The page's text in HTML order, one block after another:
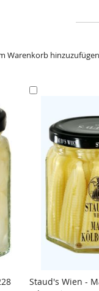
Warenkorb
Staud's Wien -